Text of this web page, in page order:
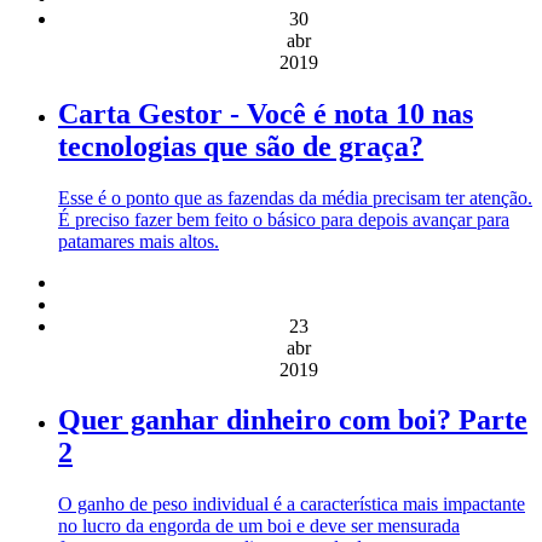
30
abr
2019
Carta Gestor - Você é nota 10 nas
tecnologias que são de graça?
Esse é o ponto que as fazendas da média precisam ter atenção.
É preciso fazer bem feito o básico para depois avançar para
patamares mais altos.
23
abr
2019
Quer ganhar dinheiro com boi? Parte
2
O ganho de peso individual é a característica mais impactante
no lucro da engorda de um boi e deve ser mensurada